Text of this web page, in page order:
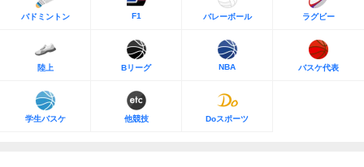
バドミントン F1 バレーボール ラグビー
陸上 Bリーグ NBA バスケ代表
学生バスケ 他競技 Doスポーツ